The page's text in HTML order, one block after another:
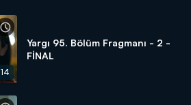
Yargı 95. Bölüm Fragmanı - 2 -
FİNAL